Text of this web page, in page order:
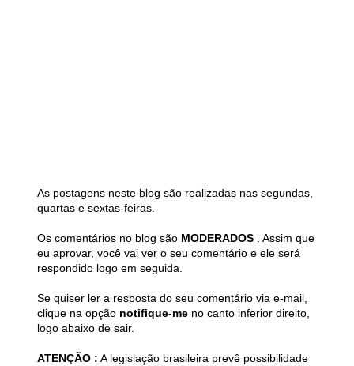
As postagens neste blog são realizadas nas segundas,
quartas e sextas-feiras.
Os comentários no blog são MODERADOS . Assim que
eu aprovar, você vai ver o seu comentário e ele será
respondido logo em seguida.
Se quiser ler a resposta do seu comentário via e-mail,
clique na opção notifique-me no canto inferior direito,
logo abaixo de sair.
ATENÇÃO : A legislação brasileira prevê possibilidade